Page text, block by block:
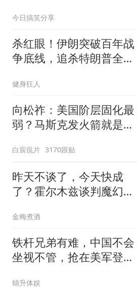
今日搞笑分享
杀红眼！伊朗突破百年战
争底线，追杀特朗普全
健身狂人
向松祚：美国阶层固化最
弱？马斯克发火箭就是答
白宸侃片 3170跟贴
昨天不谈了，今天快成
了？霍尔木兹谈判魔幻反
金梅煮酒
铁杆兄弟有难，中国不会
坐视不管，抢在美军登陆
锦升体娱